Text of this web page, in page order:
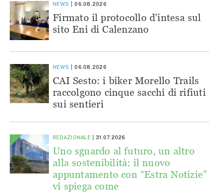
NEWS 06.08.2026
Firmato il protocollo d’intesa sul
sito Eni di Calenzano
NEWS 06.08.2026
CAI Sesto: i biker Morello Trails
raccolgono cinque sacchi di rifiuti
sui sentieri
REDAZIONALE 31.07.2026
Uno sguardo al futuro, un altro
alla sostenibilità: il nuovo
appuntamento con “Estra Notizie”
vi spiega come